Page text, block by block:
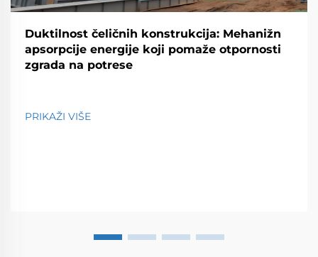
Duktilnost čeličnih konstrukcija: Mehanižn
apsorpcije energije koji pomaže otpornosti
zgrada na potrese
PRIKAŽI VIŠE